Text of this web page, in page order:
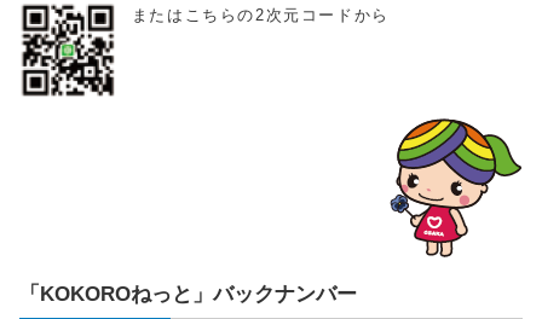
またはこちらの2次元コードから
「KOKOROねっと」バックナンバー